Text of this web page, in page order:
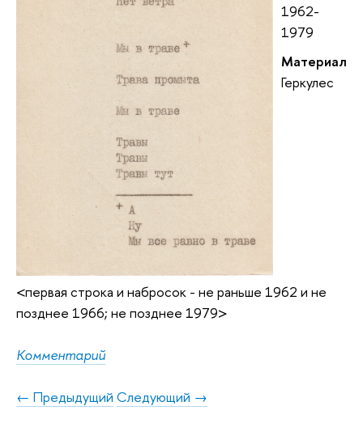
1962-
1979
Материал
Геркулес
<первая строка и набросок - не раньше 1962 и не
позднее 1966; не позднее 1979>
Комментарий
← Предыдущий Следующий →